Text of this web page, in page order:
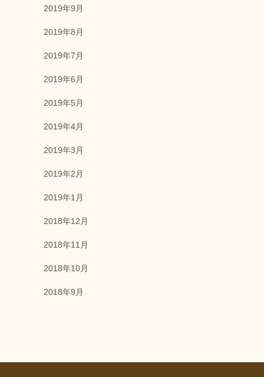
2019年9月
2019年8月
2019年7月
2019年6月
2019年5月
2019年4月
2019年3月
2019年2月
2019年1月
2018年12月
2018年11月
2018年10月
2018年9月